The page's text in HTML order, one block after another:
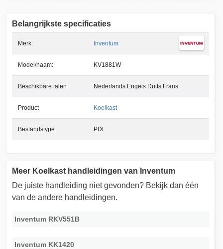
Belangrijkste specificaties
Merk: Inventum
Model/naam: KV1881W
Beschikbare talen Nederlands Engels Duits Frans
Product Koelkast
Bestandstype PDF
Meer Koelkast handleidingen van Inventum
De juiste handleiding niet gevonden? Bekijk dan één
van de andere handleidingen.
Inventum RKV551B
Inventum KK1420